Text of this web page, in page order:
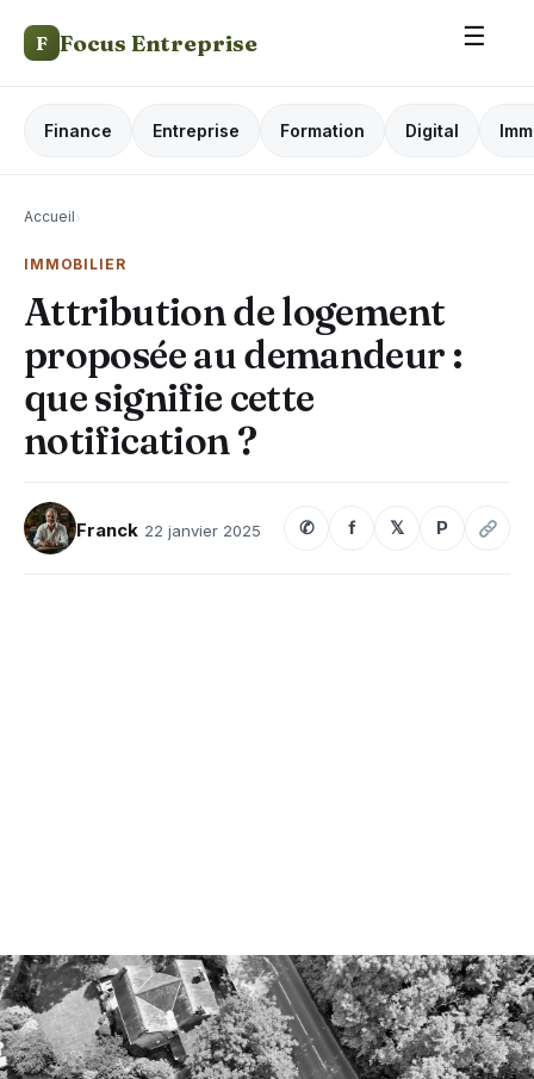
F Focus Entreprise ☰
Finance Entreprise Formation Digital
Accueil›
IMMOBILIER
Attribution de logement
proposée au demandeur :
que signifie cette
notification ?
Franck 22 janvier 2025 ✆ f 𝕏 P